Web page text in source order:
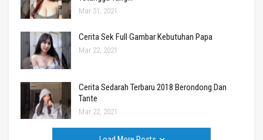
Mar 31, 2021
Cerita Sek Full Gambar Kebutuhan Papa
Mar 22, 2021
Cerita Sedarah Terbaru 2018 Berondong Dan
Tante
Mar 22, 2021